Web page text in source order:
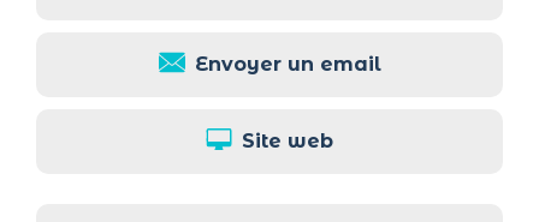
Envoyer un email
Site web